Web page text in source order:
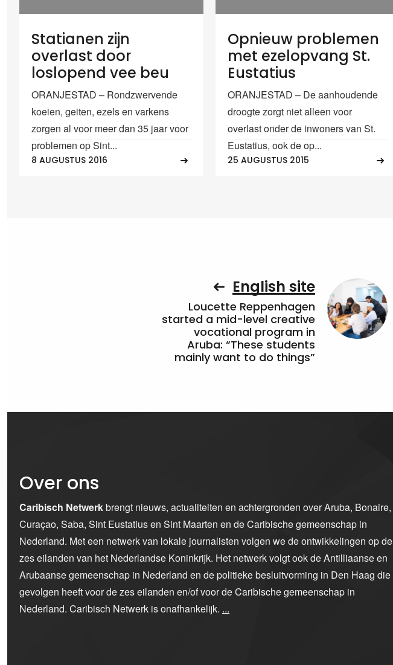
Statianen zijn
overlast door
loslopend vee beu
ORANJESTAD – Rondzwervende
koeien, geiten, ezels en varkens
zorgen al voor meer dan 35 jaar voor
problemen op Sint...
8 AUGUSTUS 2016
Opnieuw problemen
met ezelopvang St.
Eustatius
ORANJESTAD – De aanhoudende
droogte zorgt niet alleen voor
overlast onder de inwoners van St.
Eustatius, ook de op...
25 AUGUSTUS 2015
English site
Loucette Reppenhagen
started a mid-level creative
vocational program in
Aruba: “These students
mainly want to do things”
Over ons
Caribisch Netwerkbrengt nieuws, actualiteiten en achtergronden over Aruba, Bonaire,
Curaçao, Saba, Sint Eustatius en Sint Maarten en de Caribische gemeenschap in
Nederland. Met een netwerk van lokale journalisten volgen we de ontwikkelingen op de
zes eilanden van het Nederlandse Koninkrijk. Het netwerk volgt ook de Antilliaanse en
Arubaanse gemeenschap in Nederland en de politieke besluitvorming in Den Haag die
gevolgen heeft voor de zes eilanden en/of voor de Caribische gemeenschap in
Nederland. Caribisch Netwerk is onafhankelijk. ...